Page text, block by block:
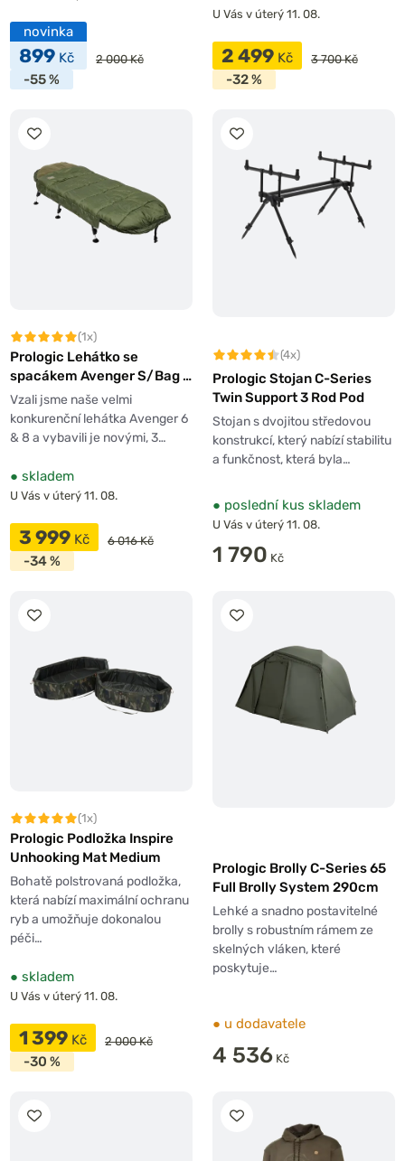
novinka
899 Kč 2 000 Kč
-55 %
U Vás v úterý 11. 08.
2 499 Kč 3 700 Kč
-32 %
(1x)
Prologic Lehátko se
spacákem Avenger S/Bag &
Bedchair System 6 Legs
Vzali jsme naše velmi
konkurenční lehátka Avenger 6
& 8 a vybavili je novými, 3…
● skladem
U Vás v úterý 11. 08.
3 999 Kč 6 016 Kč
-34 %
(4x)
Prologic Stojan C-Series
Twin Support 3 Rod Pod
Stojan s dvojitou středovou
konstrukcí, který nabízí stabilitu
a funkčnost, která byla…
● poslední kus skladem
U Vás v úterý 11. 08.
1 790 Kč
(1x)
Prologic Podložka Inspire
Unhooking Mat Medium
Bohatě polstrovaná podložka,
která nabízí maximální ochranu
ryb a umožňuje dokonalou
péči…
● skladem
U Vás v úterý 11. 08.
1 399 Kč 2 000 Kč
-30 %
Prologic Brolly C-Series 65
Full Brolly System 290cm
Lehké a snadno postavitelné
brolly s robustním rámem ze
skelných vláken, které
poskytuje…
● u dodavatele
4 536 Kč